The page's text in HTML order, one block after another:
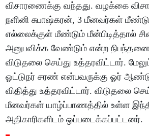
விசாரணைக்கு வந்தது. வழக்கை
நளினி சுபாஷ்கரன், 3 மீனவர்கள்
எல்லைக்குள் மீண்டும் மீன்பிடித்தால்
அனுபவிக்க வேண்டும் என்ற
விடுதலை செய்து உத்தரவிட்டார்.
ஓட்டுநர் சரண் என்பவருக்கு ஓர்
விதித்து உத்தரவிட்டார். விடுதலை
மீனவர்கள் யாழ்ப்பாணத்தில் உள்ள
அதிகாரிகளிடம் ஒப்படைக்கப்பட்டனர்.